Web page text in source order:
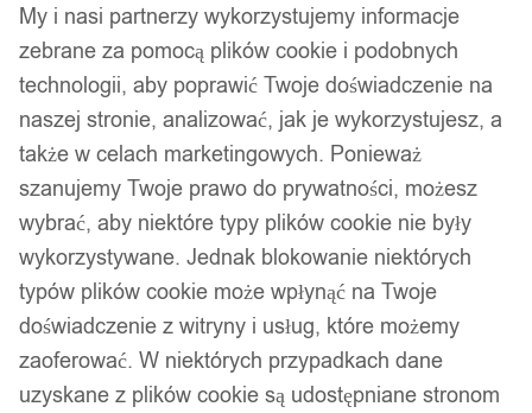
Wyszukiwarka
produktów
Hej, zaloguj się! Ulubione 0,00 zł
Akcesoria wędkarskie
Psy i koty
Kuchnia
Łazienka
Dekoracje i ozdoby
Drukarki do etykiet
Strona główna/ Dom i Ogród/Oświetlenie wewnętrzne
stojące/ Lampki biurkowe
My i nasi partnerzy wykorzystujemy informacje
zebrane za pomocą plików cookie i podobnych
technologii, aby poprawić Twoje doświadczenie na
naszej stronie, analizować, jak je wykorzystujesz, a
także w celach marketingowych. Ponieważ
szanujemy Twoje prawo do prywatności, możesz
wybrać, aby niektóre typy plików cookie nie były
wykorzystywane. Jednak blokowanie niektórych
typów plików cookie może wpłynąć na Twoje
doświadczenie z witryny i usług, które możemy
zaoferować. W niektórych przypadkach dane
uzyskane z plików cookie są udostępniane stronom